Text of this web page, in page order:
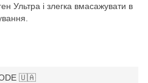
Ультра і злегка вмасажувати в
🇺🇦